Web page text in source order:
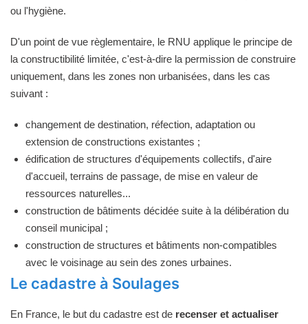
ou l'hygiène.
D'un point de vue règlementaire, le RNU applique le principe de
la constructibilité limitée, c'est-à-dire la permission de construire
uniquement, dans les zones non urbanisées, dans les cas
suivant :
changement de destination, réfection, adaptation ou
extension de constructions existantes ;
édification de structures d'équipements collectifs, d'aire
d'accueil, terrains de passage, de mise en valeur de
ressources naturelles...
construction de bâtiments décidée suite à la délibération du
conseil municipal ;
construction de structures et bâtiments non-compatibles
avec le voisinage au sein des zones urbaines.
Le cadastre à Soulages
En France, le but du cadastre est de recenser et actualiser